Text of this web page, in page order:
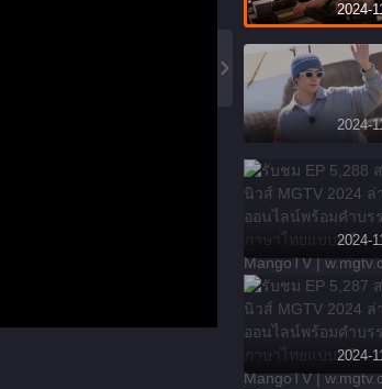
2024-
2024-
2024-
2024-